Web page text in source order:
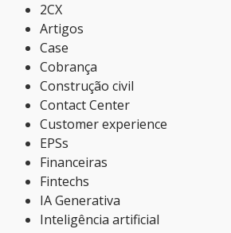
2CX
Artigos
Case
Cobrança
Construção civil
Contact Center
Customer experience
EPSs
Financeiras
Fintechs
IA Generativa
Inteligência artificial